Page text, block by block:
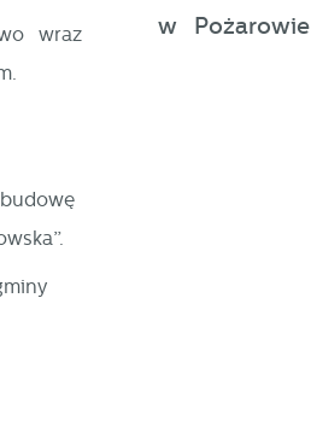
wraz
w Pożarowie